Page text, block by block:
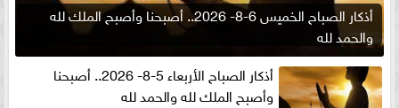
أذكار الصباح الخميس 6-8- 2026.. أصبحنا وأصبح الملك لله
والحمد لله
أذكار الصباح الأربعاء 5-8- 2026.. أصبحنا
وأصبح الملك لله والحمد لله